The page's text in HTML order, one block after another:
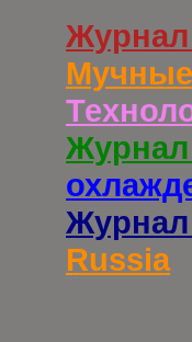
Журнал
Журнал
Журнал
Russia